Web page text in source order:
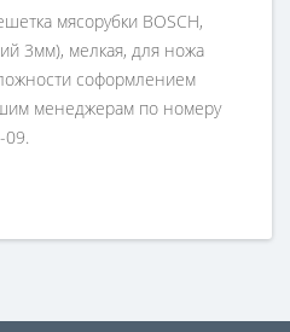
мясорубки BOSCH,
3мм), мелкая, для ножа
соформлением
менеджерам по номеру
09.